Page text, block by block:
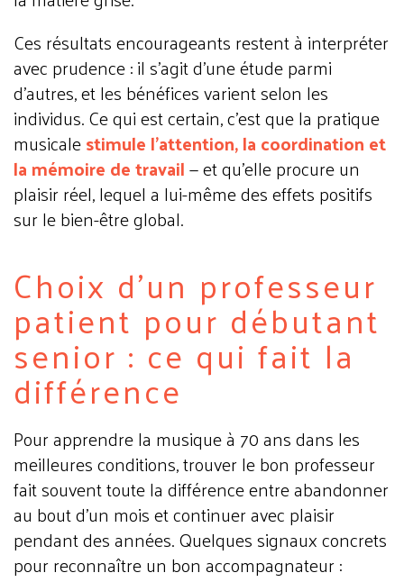
Ces résultats encourageants restent à interpréter
avec prudence : il s'agit d'une étude parmi
d'autres, et les bénéfices varient selon les
individus. Ce qui est certain, c'est que la pratique
musicalestimule l'attention, la coordination et
la mémoire de travail— et qu'elle procure un
plaisir réel, lequel a lui-même des effets positifs
sur le bien-être global.
Choix d'un professeur
patient pour débutant
senior : ce qui fait la
différence
Pour apprendre la musique à 70 ans dans les
meilleures conditions, trouver le bon professeur
fait souvent toute la différence entre abandonner
au bout d'un mois et continuer avec plaisir
pendant des années. Quelques signaux concrets
pour reconnaître un bon accompagnateur :